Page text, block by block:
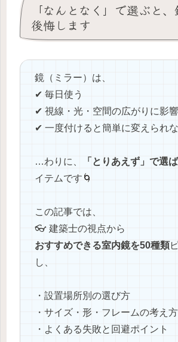
「なんとなく」で選ぶと
後悔します
鏡（ミラー）は、
✔ 毎日使う
✔ 視線・光・空間の広がりに影
✔ 一度付けると簡単に変えられ
…わりに、 「とりあえず」で選
イテムです🌀
この記事では、
👓 建築士の視点から
おすすめできる室内鏡を50種類
し、
・設置場所別の選び方
・サイズ・形・フレームの考え方
・よくある失敗と回避ポイント